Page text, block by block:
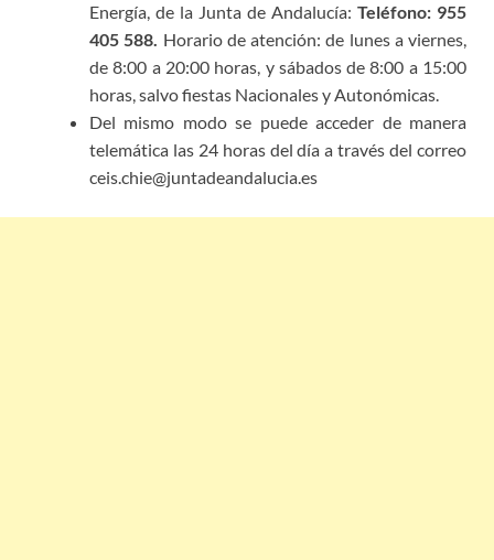
Energía, de la Junta de Andalucía: Teléfono: 955
405 588. Horario de atención: de lunes a viernes,
de 8:00 a 20:00 horas, y sábados de 8:00 a 15:00
horas, salvo fiestas Nacionales y Autonómicas.
Del mismo modo se puede acceder de manera
telemática las 24 horas del día a través del correo
ceis.chie@juntadeandalucia.es